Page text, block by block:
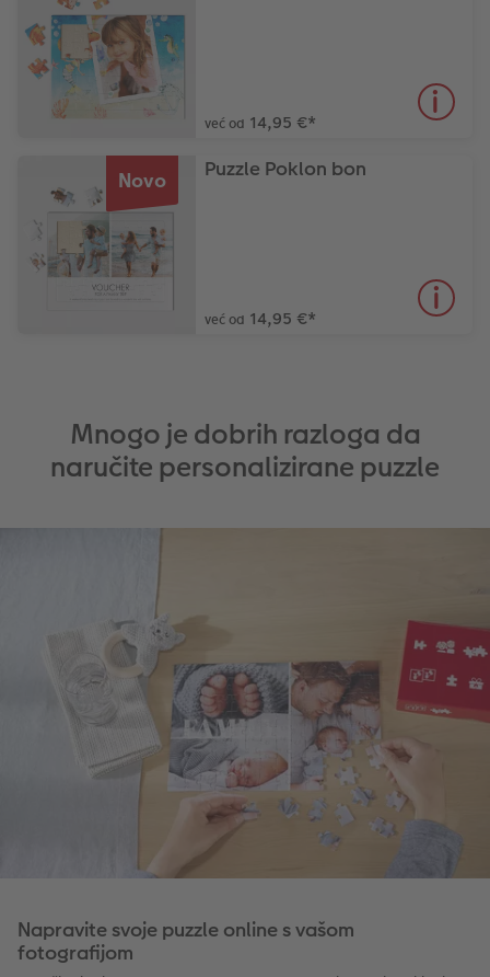
već od 14,95 €*
Novo Puzzle Poklon bon
već od 14,95 €*
Mnogo je dobrih razloga da
naručite personalizirane puzzle
Napravite svoje puzzle online s vašom
fotografijom